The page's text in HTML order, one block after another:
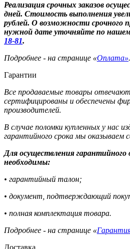
Реализация срочных заказов
дней. Стоимость выполнения
рублей. О возможности срочного
нужной дате уточняйте по
18-81.
Подробнее - на странице «Оплата».
Гарантии
Все продаваемые товары
сертифицированы и обеспечены
производителей.
В случае поломки купленных у нас
гарантийного срока мы оказываем
Для осуществления гарантийного
необходимы:
• гарантийный талон;
• документ, подтверждающий
• полная комплектация товара.
Подробнее - на странице «